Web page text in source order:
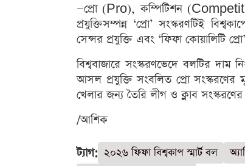
—প্রো (Pro), কম্পিটিশন
প্রযুক্তিসম্পন্ন ‘প্রো’ সংস্করণটিই
সেন্সর প্রযুক্তি এবং ‘ফিফা কোয়ালিটি
বিশ্ববাজারে সংস্করণভেদে বলটির দাম
আসল প্রযুক্তি সংবলিত প্রো
খেলার জন্য তৈরি লীগ ও ক্লাব
/আশিক
ট্যাগ: ২০২৬ ফিফা বিশ্বকাপ স্মার্ট বল